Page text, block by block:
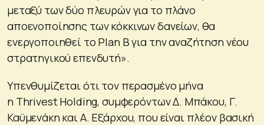
μεταξύ των δύο πλευρών για το πλάνο
αποενοποίησης των κόκκινων δανείων, θα
ενεργοποιηθεί το Plan B για την αναζήτηση νέου
στρατηγικού επενδυτή».
Υπενθυμίζεται ότι τον περασμένο μήνα
η Thrivest Holding, συμφερόντων Δ. Μπάκου, Γ.
Καϋμενάκη και Α. Εξάρχου, που είναι πλέον βασική